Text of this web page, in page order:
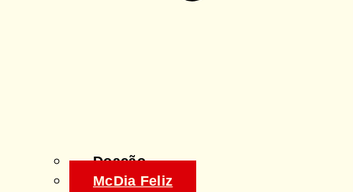
Doação
McDia Feliz